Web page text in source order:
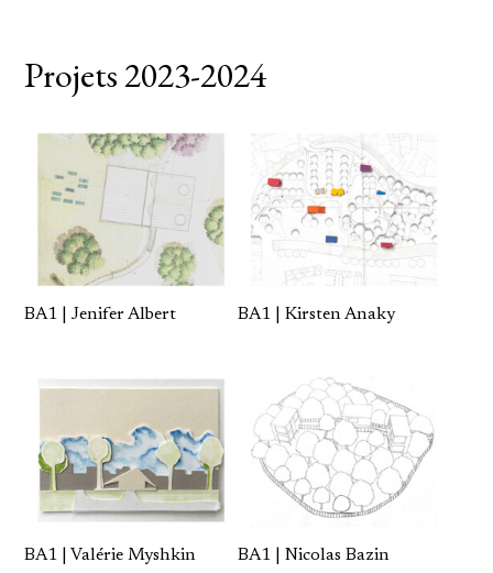
Projets 2023-2024
BA1 | Jenifer Albert BA1 | Kirsten Anaky
BA1 | Valérie Myshkin BA1 | Nicolas Bazin